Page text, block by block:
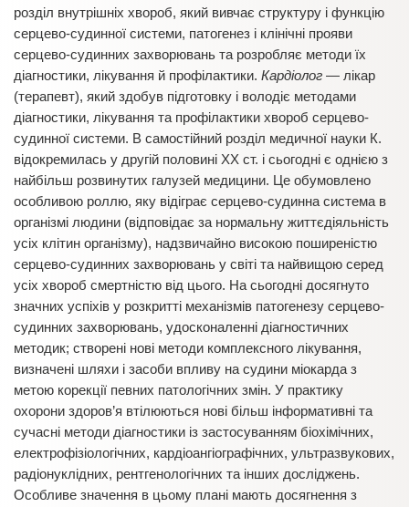
розділ внутрішніх хвороб, який вивчає структуру і функцію
серцево-судинної системи, патогенез і клінічні прояви
серцево-судинних захворювань та розробляє методи їх
діагностики, лікування й профілактики. Кардіолог — лікар
(терапевт), який здобув підготовку і володіє методами
діагностики, лікування та профілактики хвороб серцево-
судинної системи. В самостійний розділ медичної науки К.
відокремилась у другій половині ХХ ст. і сьогодні є однією з
найбільш розвинутих галузей медицини. Це обумовлено
особливою роллю, яку відіграє серцево-судинна система в
організмі людини (відповідає за нормальну життєдіяльність
усіх клітин організму), надзвичайно високою поширеністю
серцево-судинних захворювань у світі та найвищою серед
усіх хвороб смертністю від цього. На сьогодні досягнуто
значних успіхів у розкритті механізмів патогенезу серцево-
судинних захворювань, удосконаленні діагностичних
методик; створені нові методи комплексного лікування,
визначені шляхи і засоби впливу на судини міокарда з
метою корекції певних патологічних змін. У практику
охорони здоров’я втілюються нові більш інформативні та
сучасні методи діагностики із застосуванням біохімічних,
електрофізіологічних, кардіоангіографічних, ультразвукових,
радіонуклідних, рентгенологічних та інших досліджень.
Особливе значення в цьому плані мають досягнення з